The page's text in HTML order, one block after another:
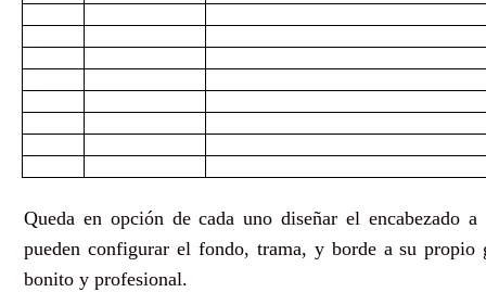
Queda en opción de cada uno diseñar el encabezado
pueden configurar el fondo, trama, y borde a su propio
bonito y profesional.